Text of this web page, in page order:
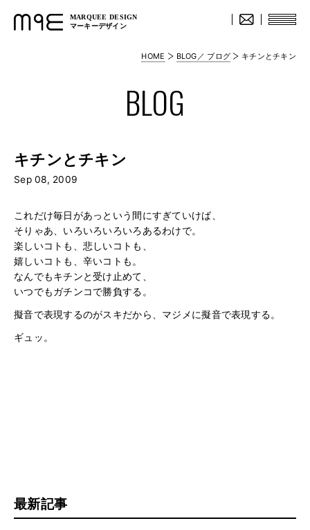
MARQUEE DESIGN
マーキーデザイン
HOME BLOG／ ブログ キチンとチキン
BLOG
キチンとチキン
Sep 08, 2009
これだけ毎日があっという間にすぎていけば、
そりゃあ、いろいろいろいろあるわけで。
楽しいコトも、悲しいコトも、
嬉しいコトも、辛いコトも。
なんでもキチンと受け止めて、
いつでもガチンコで勝負する。
擬音で表現するのがスキだから、マジメに擬音で表現する。
ギュッ。
最新記事